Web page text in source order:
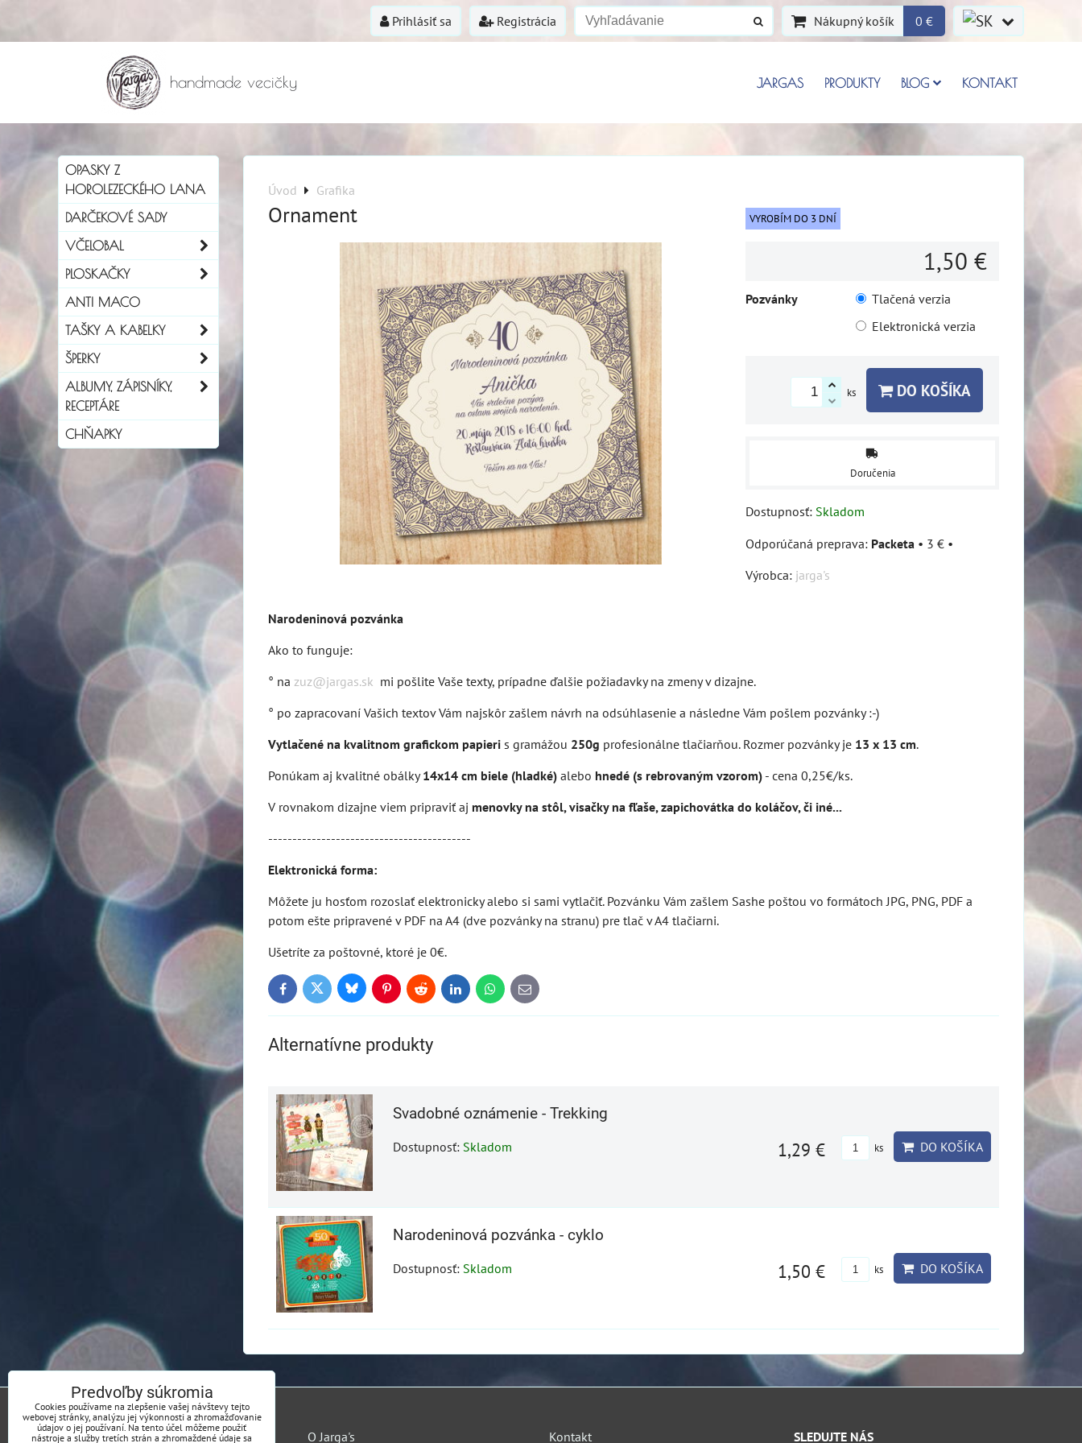
Prihlásiť sa Registrácia Nákupný košík 0 €
handmade vecičky JARGAS PRODUKTY BLOG KONTAKT
Úvod Grafika
Ornament VYROBÍM DO 3 DNÍ
1,50 €
Pozvánky
Tlačená verzia
Elektronická verzia
ks DO KOŠÍKA
Doručenia
Dostupnosť: Skladom
Packeta • 3 € •
Výrobca: jarga's
Narodeninová pozvánka
Ako to funguje:
° na zuz@jargas.sk mi pošlite Vaše texty, prípadne ďalšie požiadavky na zmeny v dizajne.
° po zapracovaní Vašich textov Vám najskôr zašlem návrh na odsúhlasenie a následne Vám pošlem pozvánky :-)
Vytlačené na kvalitnom grafickom papieri s gramážou 250g profesionálne tlačiarňou. Rozmer pozvánky je 13 x 13 cm.
Ponúkam aj kvalitné obálky14x14 cm biele (hladké) alebo hnedé (s rebrovaným vzorom) - cena 0,25€/ks.
V rovnakom dizajne viem pripraviť aj menovky na stôl, visačky na fľaše, zapichovátka do koláčov, či iné...
------------------------------------------
Elektronická forma:
Môžete ju hosťom rozoslať elektronicky alebo si sami vytlačiť. Pozvánku Vám zašlem Sashe poštou vo formátoch JPG, PNG, PDF a
potom ešte pripravené v PDF na A4 (dve pozvánky na stranu) pre tlač v A4 tlačiarni.
Ušetríte za poštovné, ktoré je 0€.
FacebookTwitter BlueskyPinterestReddit LinkedInWhatsApp
E-
mail
Alternatívne produkty
Svadobné oznámenie - Trekking
Dostupnosť: Skladom 1,29 € ks DO KOŠÍKA
Narodeninová pozvánka - cyklo
Dostupnosť: Skladom 1,50 € ks DO KOŠÍKA
OPASKY Z
HOROLEZECKÉHO LANA
DARČEKOVÉ SADY
VČELOBAL
PLOSKAČKY
ANTI MACO
TAŠKY A KABELKY
ŠPERKY
ALBUMY, ZÁPISNÍKY,
RECEPTÁRE
CHŇAPKY
O Jarga's Kontakt SLEDUJTE NÁS
Predvoľby súkromia
Cookies používame na zlepšenie vašej návštevy tejto
webovej stránky, analýzu jej výkonnosti a zhromažďovanie
údajov o jej používaní. Na tento účel môžeme použiť
nástroje a služby tretích strán a zhromaždené údaje sa